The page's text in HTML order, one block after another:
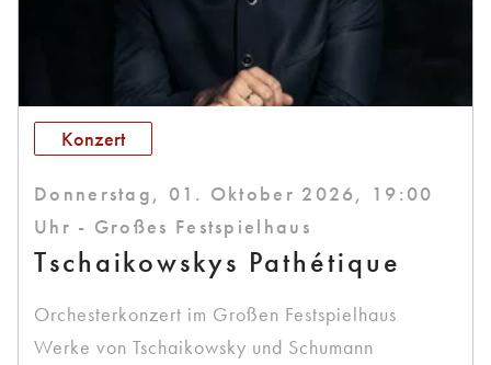
Konzert
Donnerstag, 01. Oktober 2026, 19:00
Uhr - Großes Festspielhaus
Tschaikowskys Pathétique
Orchesterkonzert im Großen Festspielhaus
Werke von Tschaikowsky und Schumann